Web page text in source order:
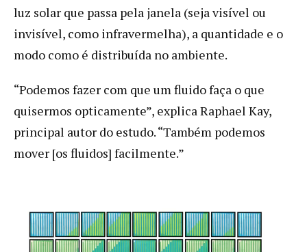
luz solar que passa pela janela (seja visível ou
invisível, como infravermelha), a quantidade e o
modo como é distribuída no ambiente.
“Podemos fazer com que um fluido faça o que
quisermos opticamente”, explica Raphael Kay,
principal autor do estudo. “Também podemos
mover [os fluidos] facilmente.”